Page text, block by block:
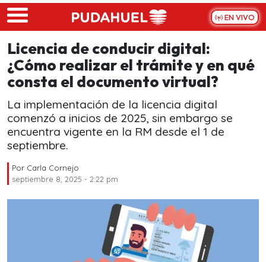
Skip to main content
EN VIVO
Licencia de conducir digital:
¿Cómo realizar el trámite y en qué
consta el documento virtual?
La implementación de la licencia digital
comenzó a inicios de 2025, sin embargo se
encuentra vigente en la RM desde el 1 de
septiembre.
Por Carla Cornejo
septiembre 8, 2025 - 2:22 pm